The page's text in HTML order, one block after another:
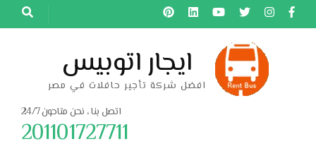
تخطى
إلى
ايجار اتوبيس
افضل شركة تأجير حافلات في مصر
اتصل بنا ، نحن متاحون 24/7
201101727711